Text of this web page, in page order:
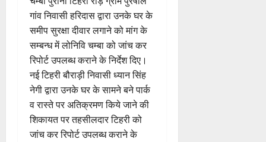
गांव निवासी हरिदास द्वारा उनके घर के
समीप सुरक्षा दीवार लगाने को मांग के
सम्बन्ध में लोनिवि चम्बा को जांच कर
रिपोर्ट उपलब्ध कराने के निर्देश दिए।
नई टिहरी बौराड़ी निवासी ध्यान सिंह
नेगी द्वारा उनके घर के सामने बने पार्क
व रास्ते पर अतिक्रमण किये जाने की
शिकायत पर तहसीलदार टिहरी को
जांच कर रिपोर्ट उपलब्ध कराने के